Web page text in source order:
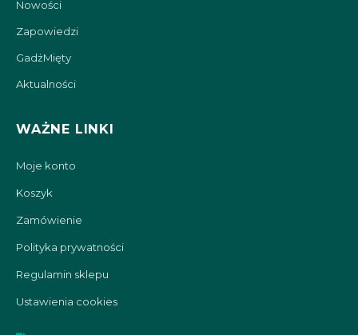
Nowości
Zapowiedzi
GadżMięty
Aktualności
WAŻNE LINKI
Moje konto
Koszyk
Zamówienie
Polityka prywatności
Regulamin sklepu
Ustawienia cookies